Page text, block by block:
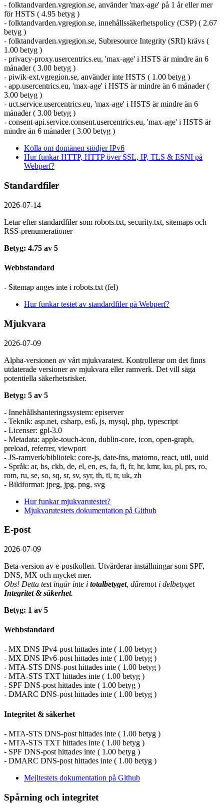
- folktandvarden.vgregion.se, använder 'max-age' på 1 år eller mer
för HSTS ( 4.95 betyg )
- folktandvarden.vgregion.se, innehållssäkerhetspolicy (CSP) ( 2.67
betyg )
- folktandvarden.vgregion.se, Subresource Integrity (SRI) krävs (
1.00 betyg )
- privacy-proxy.usercentrics.eu, 'max-age' i HSTS är mindre än 6
månader ( 3.00 betyg )
- piwik-ext.vgregion.se, använder inte HSTS ( 1.00 betyg )
- app.usercentrics.eu, 'max-age' i HSTS är mindre än 6 månader (
3.00 betyg )
- uct.service.usercentrics.eu, 'max-age' i HSTS är mindre än 6
månader ( 3.00 betyg )
- consent-api.service.consent.usercentrics.eu, 'max-age' i HSTS är
mindre än 6 månader ( 3.00 betyg )
Kolla om domänen stödjer IPv6
Hur funkar HTTP, HTTP över SSL, IP, TLS & ESNI på
Webperf?
Standardfiler
2026-07-14
Letar efter standardfiler som robots.txt, security.txt, sitemaps och
RSS-prenumerationer
Betyg: 4.75 av 5
Webbstandard
- Sitemap anges inte i robots.txt (fel)
Hur funkar testet av standardfiler på Webperf?
Mjukvara
2026-07-09
Alpha-versionen av vårt mjukvaratest. Kontrollerar om det finns
utdaterade versioner av mjukvara eller ramverk. Det vill säga
potentiella säkerhetsrisker.
Betyg: 5 av 5
- Innehållshanteringssystem: episerver
- Teknik: asp.net, csharp, es6, js, mysql, php, typescript
- Licenser: gpl-3.0
- Metadata: apple-touch-icon, dublin-core, icon, open-graph,
preload, referrer, viewport
- JS-ramverk/bibliotek: core-js, date-fns, matomo, react, util, uuid
- Språk: ar, bs, ckb, de, el, en, es, fa, fi, fr, hr, kmr, ku, pl, prs, ro,
rom, ru, se, so, sq, sr, sv, syr, th, ti, tr, uk, zh
- Bildformat: jpeg, jpg, png, svg
Hur funkar mjukvarutestet?
Mjukvarutestets dokumentation på Github
E-post
2026-07-09
Beta-version av e-postkollen. Utvärderar inställningar som SPF,
DNS, MX och mycket mer.
Obs! Detta test ingår inte i totalbetyget, däremot i delbetyget
Integritet & säkerhet.
Betyg: 1 av 5
Webbstandard
- MX DNS IPv4-post hittades inte ( 1.00 betyg )
- MX DNS IPv6-post hittades inte ( 1.00 betyg )
- MTA-STS DNS-post hittades inte ( 1.00 betyg )
- MTA-STS TXT hittades inte ( 1.00 betyg )
- SPF DNS-post hittades inte ( 1.00 betyg )
- DMARC DNS-post hittades inte ( 1.00 betyg )
Integritet & säkerhet
- MTA-STS DNS-post hittades inte ( 1.00 betyg )
- MTA-STS TXT hittades inte ( 1.00 betyg )
- SPF DNS-post hittades inte ( 1.00 betyg )
- DMARC DNS-post hittades inte ( 1.00 betyg )
Mejltestets dokumentation på Github
Spårning och integritet